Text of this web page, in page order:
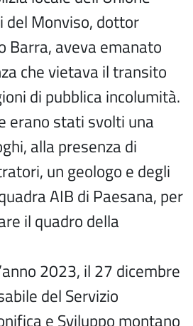
del Monviso, dottor
Barra, aveva emanato
che vietava il transito
di pubblica incolumità.
erano stati svolti una
alla presenza di
un geologo e degli
AIB di Paesana, per
il quadro della
2023, il 27 dicembre
del Servizio
e Sviluppo montano